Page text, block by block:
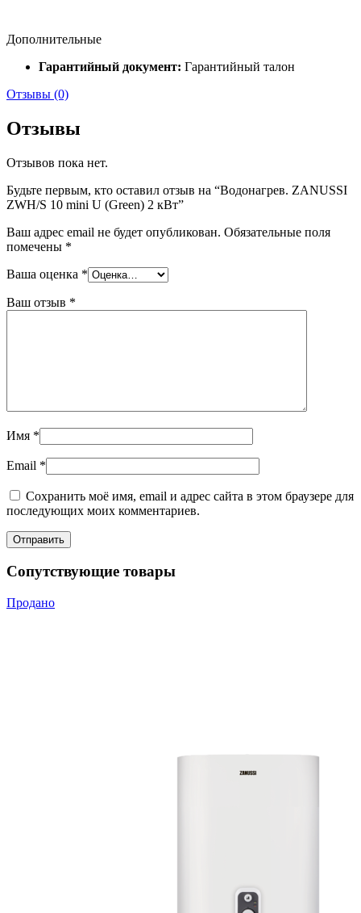
Дополнительные
Гарантийный документ: Гарантийный талон
Отзывы (0)
Отзывы
Отзывов пока нет.
Будьте первым, кто оставил отзыв на “Водонагрев. ZANUSSI
ZWH/S 10 mini U (Green) 2 кВт”
Ваш адрес email не будет опубликован. Обязательные поля
помечены *
Ваша оценка *
Ваш отзыв *
Имя *
Email *
Сохранить моё имя, email и адрес сайта в этом браузере для
последующих моих комментариев.
Сопутствующие товары
Продано